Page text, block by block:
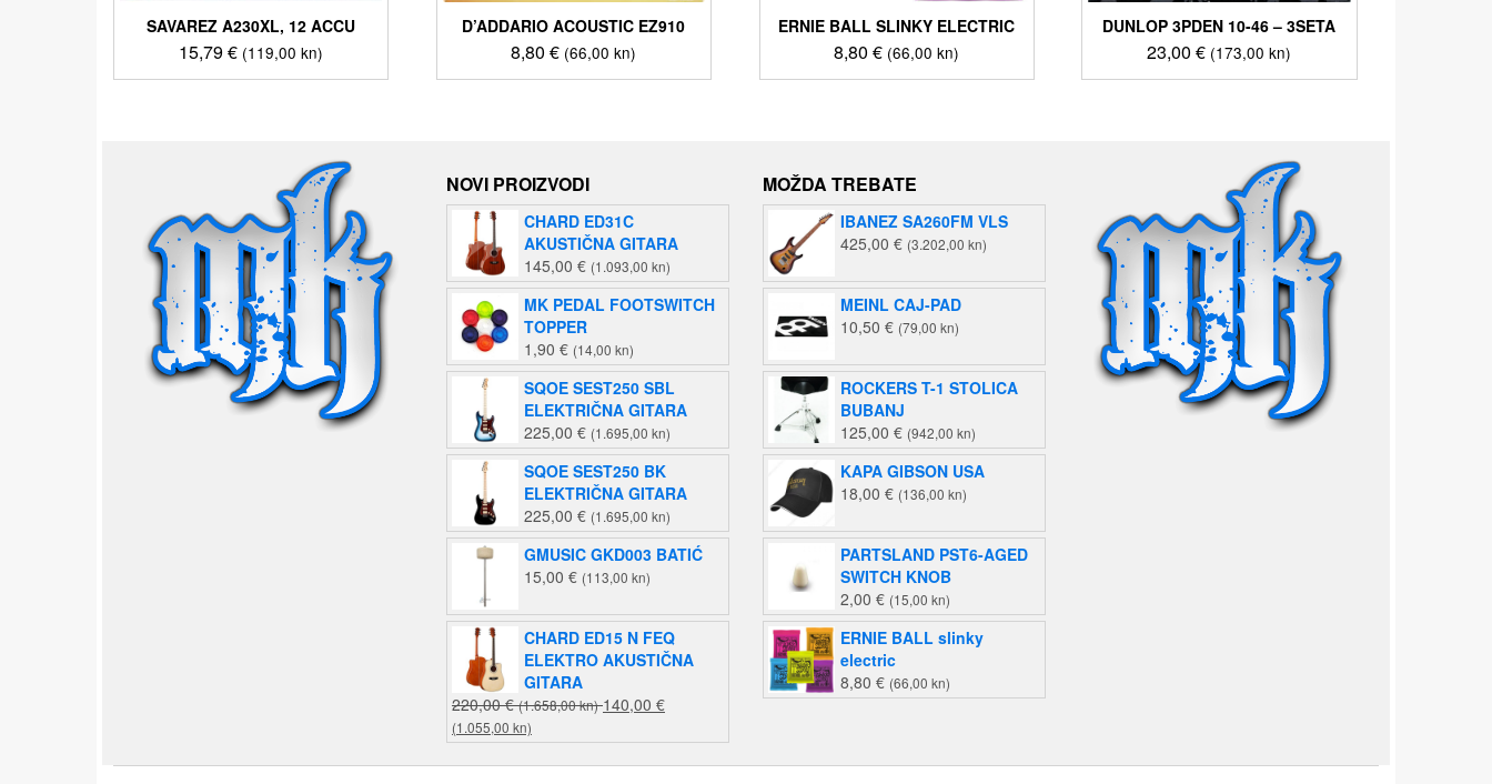
SAVAREZ A230XL, 12 ACCU
15,79€ (119,00 kn)
D’ADDARIO ACOUSTIC EZ910
8,80€ (66,00 kn)
ERNIE BALL SLINKY ELECTRIC
8,80€ (66,00 kn)
Ovaj
Opcije
se
mogu
odabrati
na
stranici
proizvoda
DUNLOP 3PDEN 10-46 – 3SETA
23,00€ (173,00 kn)
NOVI PROIZVODI
CHARD ED31C
AKUSTIČNA GITARA
145,00 € (1.093,00 kn)
MK PEDAL FOOTSWITCH
TOPPER
1,90 € (14,00 kn)
SQOE SEST250 SBL
ELEKTRIČNA GITARA
225,00 € (1.695,00 kn)
SQOE SEST250 BK
ELEKTRIČNA GITARA
225,00 € (1.695,00 kn)
GMUSIC GKD003 BATIĆ
15,00 € (113,00 kn)
CHARD ED15 N FEQ
ELEKTRO AKUSTIČNA
GITARA
220,00€ (1.658,00 kn)Izvorna
bila
je:
140,00 €
(1.055,00 kn)
cijena
je:
MOŽDA TREBATE
IBANEZ SA260FM VLS
425,00 € (3.202,00 kn)
MEINL CAJ-PAD
10,50 € (79,00 kn)
ROCKERS T-1 STOLICA
BUBANJ
125,00 € (942,00 kn)
KAPA GIBSON USA
18,00 € (136,00 kn)
PARTSLAND PST6-AGED
SWITCH KNOB
2,00 € (15,00 kn)
ERNIE BALL slinky
electric
8,80 € (66,00 kn)